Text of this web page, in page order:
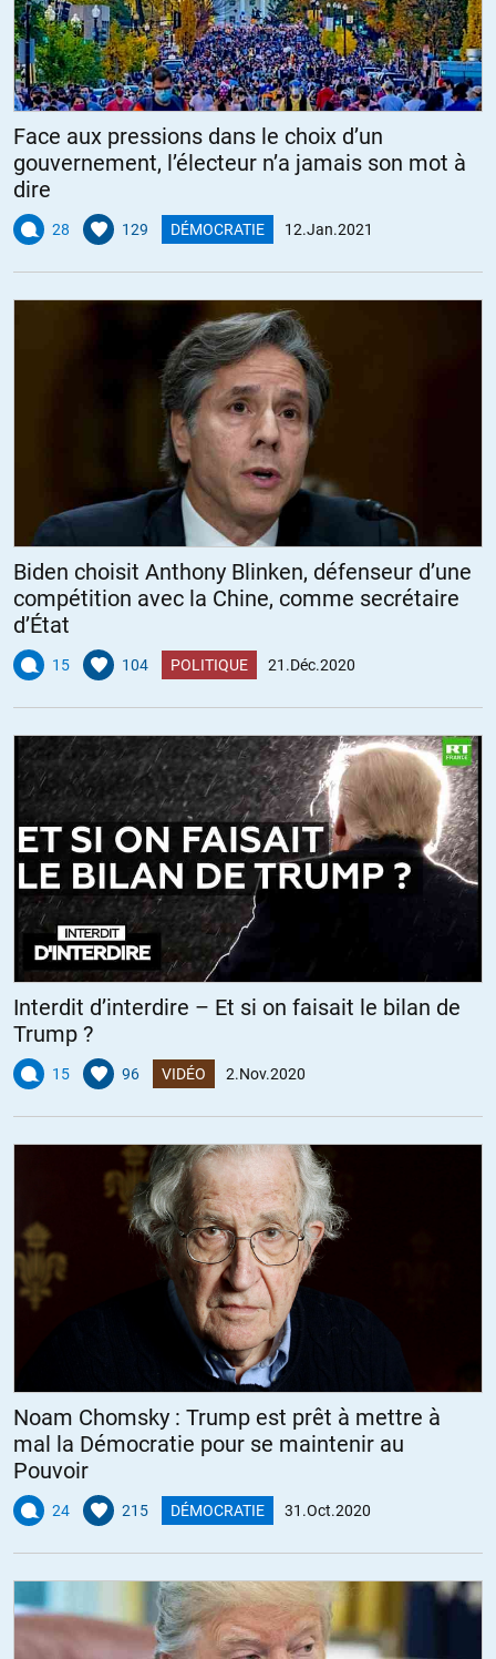
Face aux pressions dans le choix d’un
gouvernement, l’électeur n’a jamais son mot à
dire
28 129 DÉMOCRATIE 12.Jan.2021
Biden choisit Anthony Blinken, défenseur d’une
compétition avec la Chine, comme secrétaire
d’État
15 104 POLITIQUE 21.Déc.2020
Interdit d’interdire – Et si on faisait le bilan de
Trump ?
15 96 VIDÉO 2.Nov.2020
Noam Chomsky : Trump est prêt à mettre à
mal la Démocratie pour se maintenir au
Pouvoir
24 215 DÉMOCRATIE 31.Oct.2020